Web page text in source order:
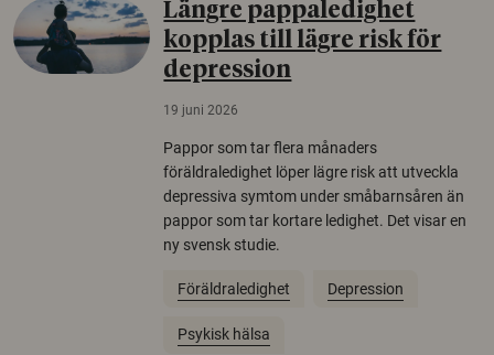
Längre pappaledighet
kopplas till lägre risk för
depression
19 juni 2026
Pappor som tar flera månaders
föräldraledighet löper lägre risk att utveckla
depressiva symtom under småbarnsåren än
pappor som tar kortare ledighet. Det visar en
ny svensk studie.
Föräldraledighet Depression
Psykisk hälsa